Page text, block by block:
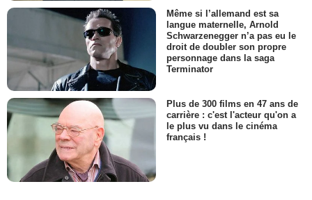
Même si l’allemand est sa
langue maternelle, Arnold
Schwarzenegger n’a pas eu le
droit de doubler son propre
personnage dans la saga
Terminator
Plus de 300 films en 47 ans de
carrière : c'est l'acteur qu'on a
le plus vu dans le cinéma
français !